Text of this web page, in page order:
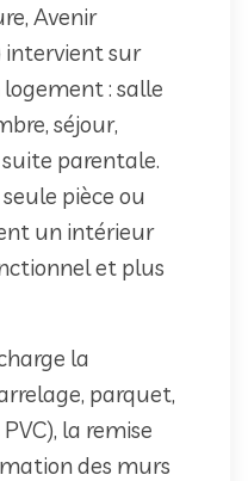
Avenir
intervient sur
logement : salle
séjour,
parentale.
pièce ou
un intérieur
et plus
la
parquet,
la remise
des murs